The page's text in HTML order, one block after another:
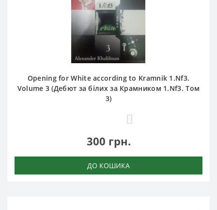
Opening for White according to Kramnik 1.Nf3.
Volume 3 (Дебют за білих за Крамником 1.Nf3. Том
3)
300 грн.
ДО КОШИКА